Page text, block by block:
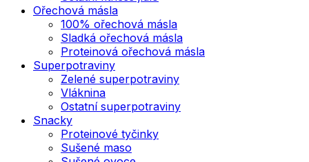
Ořechová másla
100% ořechová másla
Sladká ořechová másla
Proteinová ořechová másla
Superpotraviny
Zelené superpotraviny
Vláknina
Ostatní superpotraviny
Snacky
Proteinové tyčinky
Sušené maso